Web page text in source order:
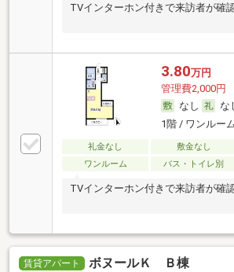
TVインターホン付きで来訪者が確
3.80万円
管理費2,000円
なし
な
1階 / ワンルー
礼金なし 敷金なし
ワンルーム
バス・トイレ別
TVインターホン付きで来訪者が確
賃貸アパート ボヌールＫ Ｂ棟